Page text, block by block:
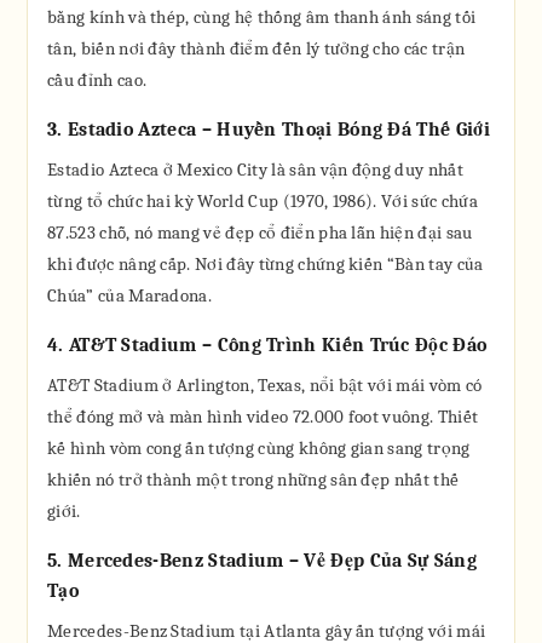
bằng kính và thép, cùng hệ thống âm thanh ánh sáng tối
tân, biến nơi đây thành điểm đến lý tưởng cho các trận
cầu đỉnh cao.
3. Estadio Azteca – Huyền Thoại Bóng Đá Thế Giới
Estadio Azteca ở Mexico City là sân vận động duy nhất
từng tổ chức hai kỳ World Cup (1970, 1986). Với sức chứa
87.523 chỗ, nó mang vẻ đẹp cổ điển pha lẫn hiện đại sau
khi được nâng cấp. Nơi đây từng chứng kiến “Bàn tay của
Chúa” của Maradona.
4. AT&T Stadium – Công Trình Kiến Trúc Độc Đáo
AT&T Stadium ở Arlington, Texas, nổi bật với mái vòm có
thể đóng mở và màn hình video 72.000 foot vuông. Thiết
kế hình vòm cong ấn tượng cùng không gian sang trọng
khiến nó trở thành một trong những sân đẹp nhất thế
giới.
5. Mercedes-Benz Stadium – Vẻ Đẹp Của Sự Sáng
Tạo
Mercedes-Benz Stadium tại Atlanta gây ấn tượng với mái